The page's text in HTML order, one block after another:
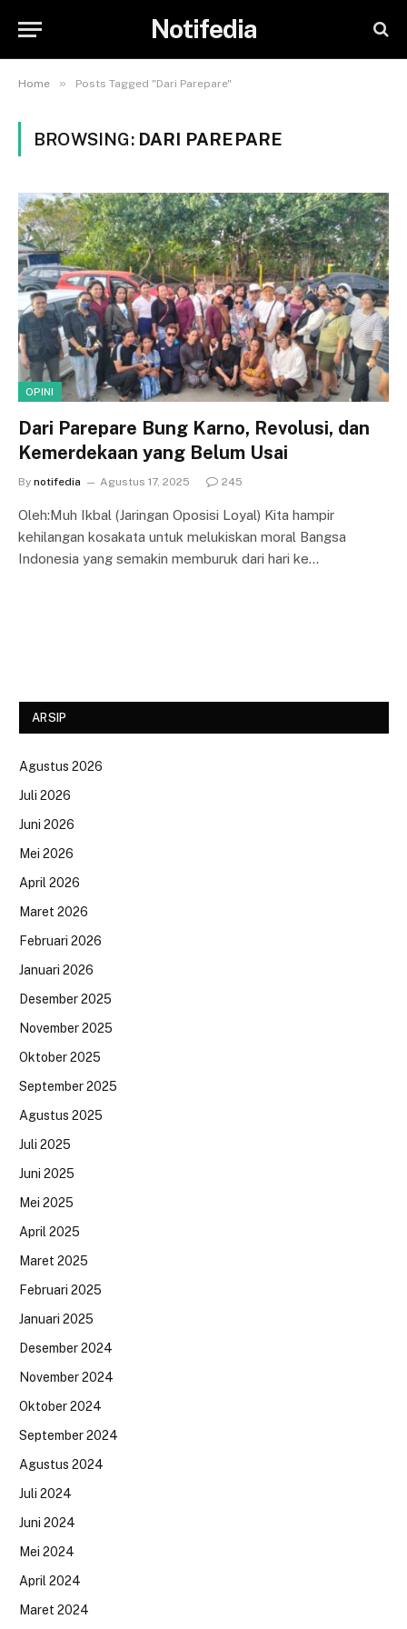
Notifedia
Home » Posts Tagged "Dari Parepare"
BROWSING: DARI PAREPARE
OPINI
Dari Parepare Bung Karno, Revolusi, dan
Kemerdekaan yang Belum Usai
By notifedia Agustus 17, 2025 245
Oleh:Muh Ikbal (Jaringan Oposisi Loyal) Kita hampir
kehilangan kosakata untuk melukiskan moral Bangsa
Indonesia yang semakin memburuk dari hari ke…
ARSIP
Agustus 2026
Juli 2026
Juni 2026
Mei 2026
April 2026
Maret 2026
Februari 2026
Januari 2026
Desember 2025
November 2025
Oktober 2025
September 2025
Agustus 2025
Juli 2025
Juni 2025
Mei 2025
April 2025
Maret 2025
Februari 2025
Januari 2025
Desember 2024
November 2024
Oktober 2024
September 2024
Agustus 2024
Juli 2024
Juni 2024
Mei 2024
April 2024
Maret 2024